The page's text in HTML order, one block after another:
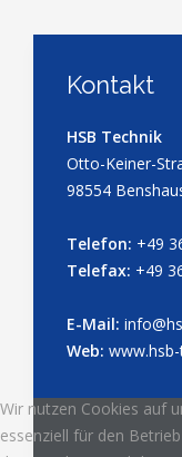
Kontakt
HSB Technik
Otto-Keiner-
98554
Telefon: +49
Telefax: +49
E-Mail:
Web:
Wir nutzen Cookies auf
essenziell für den